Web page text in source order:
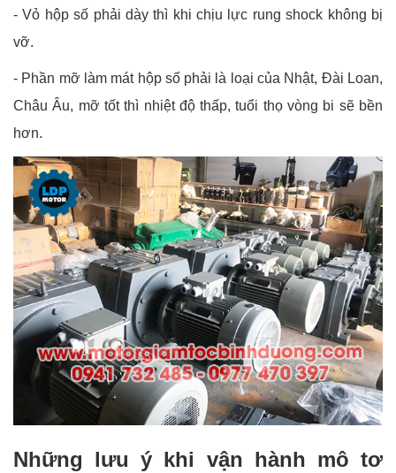
-Vỏ hộp số phải dày thì khi chịu lực rung shock không bị
vỡ.
- Phần mỡ làm mát hộp số phải là loại của Nhật, Đài Loan,
Châu Âu, mỡ tốt thì nhiệt độ thấp, tuổi thọ vòng bi sẽ bền
hơn.
Những lưu ý khi vận hành mô tơ